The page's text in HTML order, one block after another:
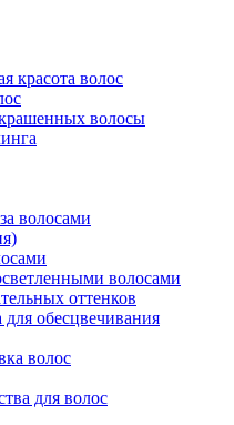
красота волос
волосы
волосами
волосами
оттенков
обесцвечивания
волос
для волос